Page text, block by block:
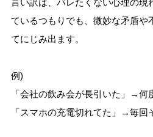
ているつもりでも、微妙な矛盾や
てにじみ出ます。
例)
「会社の飲み会が長引いた」→何
「スマホの充電切れてた」→毎回